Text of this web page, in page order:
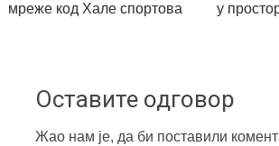
мреже код Хале спортова
у
Оставите одговор
Жао нам је, да би поставили